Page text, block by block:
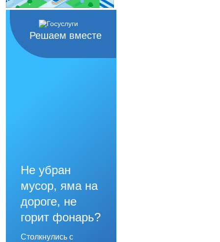
Решаем вместе
Не убран
мусор, яма на
дороге, не
горит фонарь?
Столкнулись с